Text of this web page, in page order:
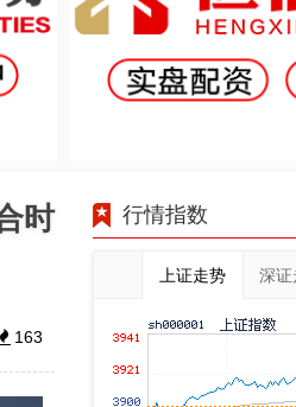
时
163
行情指数
上证走势 深证